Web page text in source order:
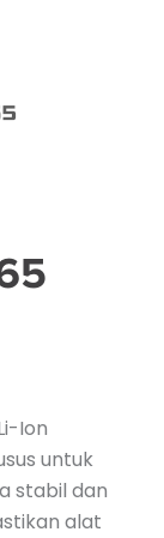
Ion
untuk
stabil dan
alat